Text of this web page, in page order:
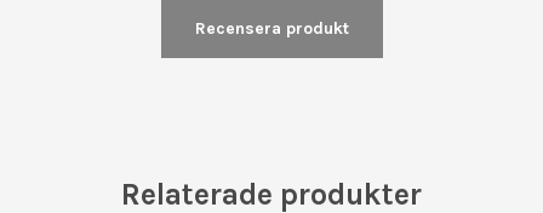
Recensera produkt
Relaterade produkter